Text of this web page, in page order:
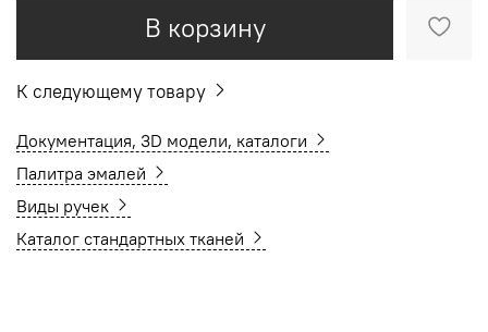
В корзину
К следующему товару
Документация, 3D модели, каталоги
Палитра эмалей
Виды ручек
Каталог стандартных тканей